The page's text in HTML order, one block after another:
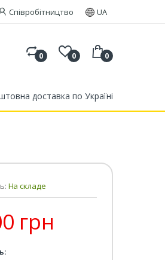
Співробітництво UA
0 0 0
доставка по Україні
На складе
грн